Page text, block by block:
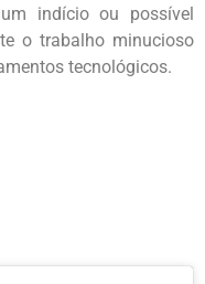
indício ou possível
o trabalho minucioso
tecnológicos.